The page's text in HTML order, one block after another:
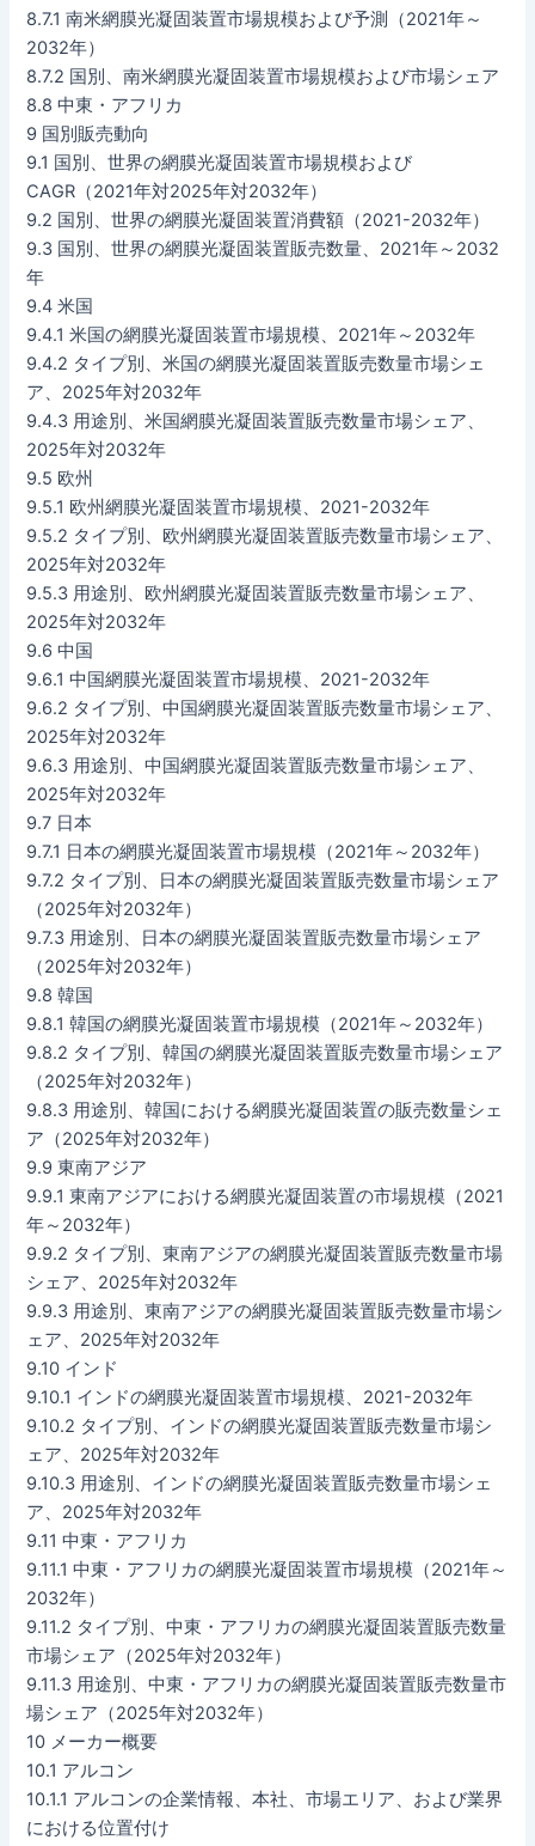
8.7.1 南米網膜光凝固装置市場規模および予測（2021年～
2032年）
8.7.2 国別、南米網膜光凝固装置市場規模および市場シェア
8.8 中東・アフリカ
9 国別販売動向
9.1 国別、世界の網膜光凝固装置市場規模および
CAGR（2021年対2025年対2032年）
9.2 国別、世界の網膜光凝固装置消費額（2021-2032年）
9.3 国別、世界の網膜光凝固装置販売数量、2021年～2032
年
9.4 米国
9.4.1 米国の網膜光凝固装置市場規模、2021年～2032年
9.4.2 タイプ別、米国の網膜光凝固装置販売数量市場シェ
ア、2025年対2032年
9.4.3 用途別、米国網膜光凝固装置販売数量市場シェア、
2025年対2032年
9.5 欧州
9.5.1 欧州網膜光凝固装置市場規模、2021-2032年
9.5.2 タイプ別、欧州網膜光凝固装置販売数量市場シェア、
2025年対2032年
9.5.3 用途別、欧州網膜光凝固装置販売数量市場シェア、
2025年対2032年
9.6 中国
9.6.1 中国網膜光凝固装置市場規模、2021-2032年
9.6.2 タイプ別、中国網膜光凝固装置販売数量市場シェア、
2025年対2032年
9.6.3 用途別、中国網膜光凝固装置販売数量市場シェア、
2025年対2032年
9.7 日本
9.7.1 日本の網膜光凝固装置市場規模（2021年～2032年）
9.7.2 タイプ別、日本の網膜光凝固装置販売数量市場シェア
（2025年対2032年）
9.7.3 用途別、日本の網膜光凝固装置販売数量市場シェア
（2025年対2032年）
9.8 韓国
9.8.1 韓国の網膜光凝固装置市場規模（2021年～2032年）
9.8.2 タイプ別、韓国の網膜光凝固装置販売数量市場シェア
（2025年対2032年）
9.8.3 用途別、韓国における網膜光凝固装置の販売数量シェ
ア（2025年対2032年）
9.9 東南アジア
9.9.1 東南アジアにおける網膜光凝固装置の市場規模（2021
年～2032年）
9.9.2 タイプ別、東南アジアの網膜光凝固装置販売数量市場
シェア、2025年対2032年
9.9.3 用途別、東南アジアの網膜光凝固装置販売数量市場シ
ェア、2025年対2032年
9.10 インド
9.10.1 インドの網膜光凝固装置市場規模、2021-2032年
9.10.2 タイプ別、インドの網膜光凝固装置販売数量市場シ
ェア、2025年対2032年
9.10.3 用途別、インドの網膜光凝固装置販売数量市場シェ
ア、2025年対2032年
9.11 中東・アフリカ
9.11.1 中東・アフリカの網膜光凝固装置市場規模（2021年～
2032年）
9.11.2 タイプ別、中東・アフリカの網膜光凝固装置販売数量
市場シェア（2025年対2032年）
9.11.3 用途別、中東・アフリカの網膜光凝固装置販売数量市
場シェア（2025年対2032年）
10 メーカー概要
10.1 アルコン
10.1.1 アルコンの企業情報、本社、市場エリア、および業界
における位置付け